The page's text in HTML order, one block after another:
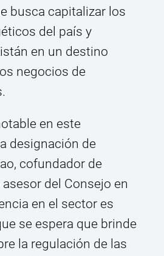
busca capitalizar los
del país y
en un destino
negocios de
en este
designación de
cofundador de
del Consejo en
en el sector es
se espera que brinde
la regulación de las